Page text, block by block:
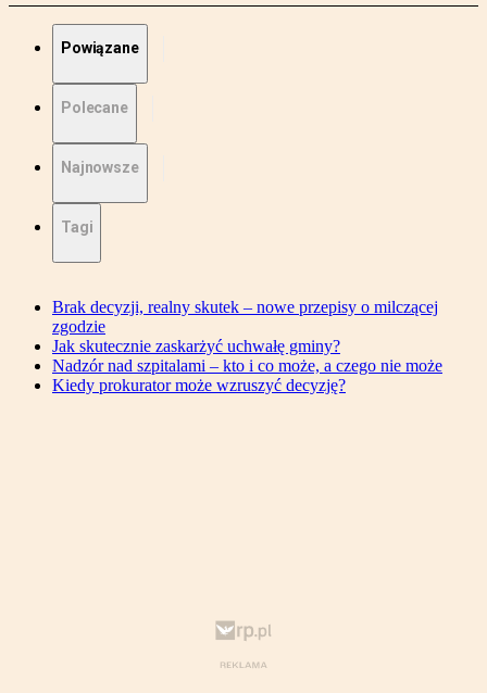
Powiązane
Polecane
Najnowsze
Tagi
Brak decyzji, realny skutek – nowe przepisy o milczącej
zgodzie
Jak skutecznie zaskarżyć uchwałę gminy?
Nadzór nad szpitalami – kto i co może, a czego nie może
Kiedy prokurator może wzruszyć decyzję?